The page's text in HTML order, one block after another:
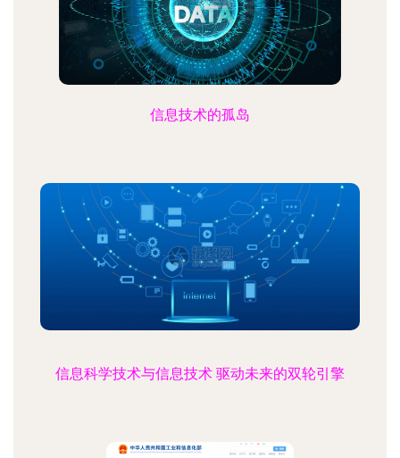
信息技术的孤岛
信息科学技术与信息技术 驱动未来的双轮引擎